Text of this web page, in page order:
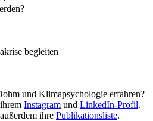
begleiten
und Klimapsychologie erfahren?
Instagram und LinkedIn-Profil.
ihre Publikationsliste.